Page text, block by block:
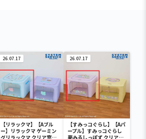
26.07.17
【リラックマ】【Aブル
ー】リラックマ ゲーミン
グリラックマ クリア窓付
26.07.17
【すみっコぐらし】【Aパ
ープル】すみっコぐらし
夢みるしっぽず クリア窓